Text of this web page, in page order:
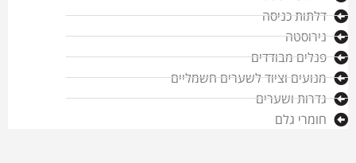
דלתות כניסה
נירוסטה
פנלים מבודדים
מנועים וציוד לשערים חשמליים
גדרות ושערים
חומרי גלם